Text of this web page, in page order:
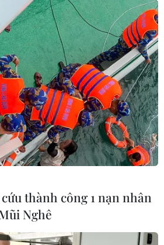
thành công 1 nạn nhân
Nghê